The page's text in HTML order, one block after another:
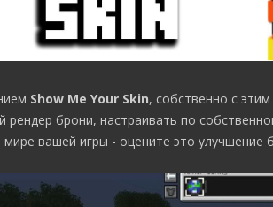
Show Me Your Skin, собственно с
рендер брони, настраивать по
вашей игры - оцените это улучшение